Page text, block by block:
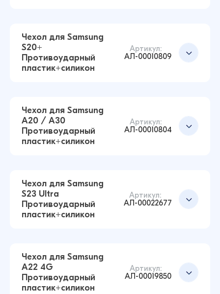
Чехол для Samsung S21 Противоударный
Чехол для Samsung S10E Противоударный
пластик+силикон (Прозрачный)
Добавить в корзину
Чехол для Samsung
S20+
Противоударный
пластик+силикон
Артикул:
АЛ-00010809
Чехол для Samsung S20+ Противоударный
пластик+силикон (Прозрачный)
Добавить в корзину
Чехол для Samsung
A20 / A30
Противоударный
пластик+силикон
Артикул:
АЛ-00010804
Чехол для Samsung A20 / A30
Противоударный пластик+силикон
Чехол для Samsung
S23 Ultra
Противоударный
пластик+силикон
Артикул:
АЛ-00022677
Чехол для Samsung
A22 4G
Противоударный
пластик+силикон
Артикул:
АЛ-00019850